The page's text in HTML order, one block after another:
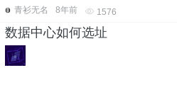
青衫无名
8年前 1576
数据中心如何选址